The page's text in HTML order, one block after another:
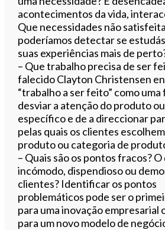
acontecimentos da vida,
Que necessidades não
poderíamos detectar se
suas experiências mais de
– Que trabalho precisa de ser
falecido Clayton Christensen
“trabalho a ser feito” como uma
desviar a atenção do produto
específico e de a direccionar
pelas quais os clientes
produto ou categoria de
– Quais são os pontos fracos? O
incómodo, dispendioso ou
clientes? Identificar os pontos
problemáticos pode ser o
para uma inovação empresarial
para um novo modelo de